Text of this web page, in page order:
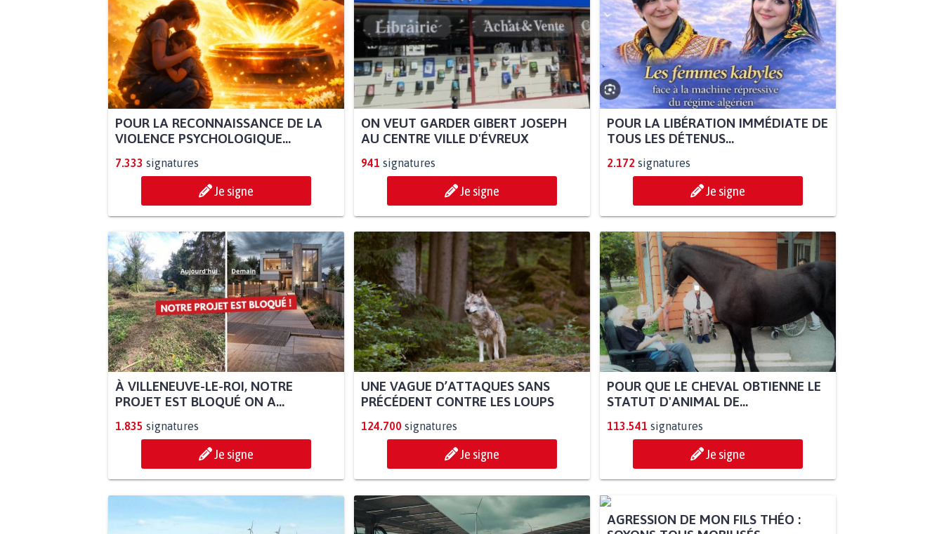
POUR LA RECONNAISSANCE DE LA
VIOLENCE PSYCHOLOGIQUE...
7.333 signatures
Je signe
ON VEUT GARDER GIBERT JOSEPH
AU CENTRE VILLE D'ÉVREUX
941 signatures
Je signe
POUR LA LIBÉRATION IMMÉDIATE DE
TOUS LES DÉTENUS...
2.172 signatures
Je signe
À VILLENEUVE-LE-ROI, NOTRE
PROJET EST BLOQUÉ ON A...
1.835 signatures
Je signe
UNE VAGUE D’ATTAQUES SANS
PRÉCÉDENT CONTRE LES LOUPS
124.700 signatures
Je signe
POUR QUE LE CHEVAL OBTIENNE LE
STATUT D'ANIMAL DE...
113.541 signatures
Je signe